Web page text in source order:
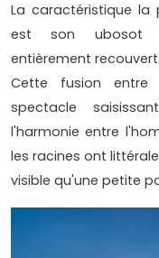
La caractéristique la
est son ubosot
entièrement
Cette fusion
spectacle
l'harmonie entre
les racines ont
visible qu'une petite